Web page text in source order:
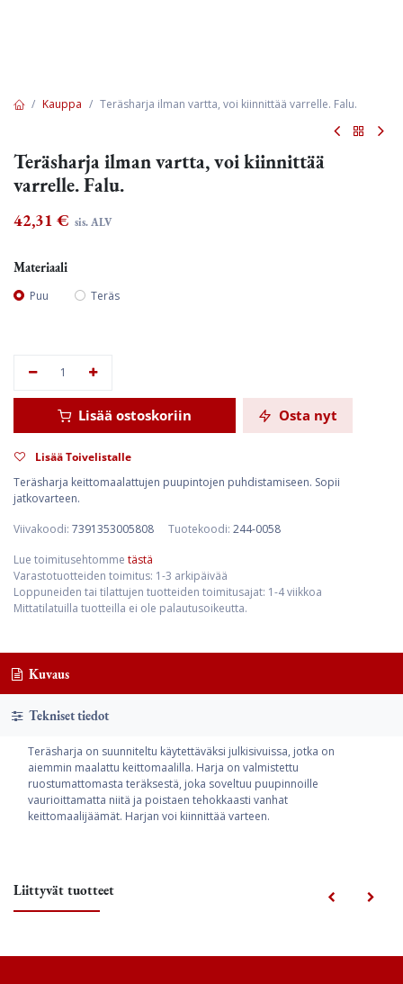
Kauppa Teräsharja ilman vartta, voi kiinnittää varrelle. Falu.
Teräsharja ilman vartta, voi kiinnittää
varrelle. Falu.
42,31 € sis. ALV
Materiaali
Puu Teräs
Lisää ostoskoriin Osta nyt
Lisää Toivelistalle
Teräsharja keittomaalattujen puupintojen puhdistamiseen. Sopii
jatkovarteen.
Viivakoodi: 7391353005808 Tuotekoodi: 244-0058
Lue toimitusehtomme tästä
Varastotuotteiden toimitus: 1-3 arkipäivää
Loppuneiden tai tilattujen tuotteiden toimitusajat: 1-4 viikkoa
Mittatilatuilla tuotteilla ei ole palautusoikeutta.
Kuvaus
Tekniset tiedot
Teräsharja on suunniteltu käytettäväksi julkisivuissa, jotka on
aiemmin maalattu keittomaalilla. Harja on valmistettu
ruostumattomasta teräksestä, joka soveltuu puupinnoille
vaurioittamatta niitä ja poistaen tehokkaasti vanhat
keittomaalijäämät. Harjan voi kiinnittää varteen.
Liittyvät tuotteet